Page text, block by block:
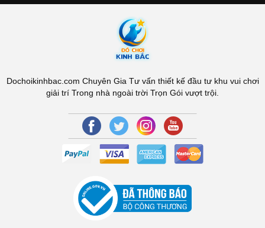
Dochoikinhbac.com Chuyên Gia Tư vấn thiết kế đầu tư khu vui chơi
giải trí Trong nhà ngoài trời Trọn Gói vượt trội.